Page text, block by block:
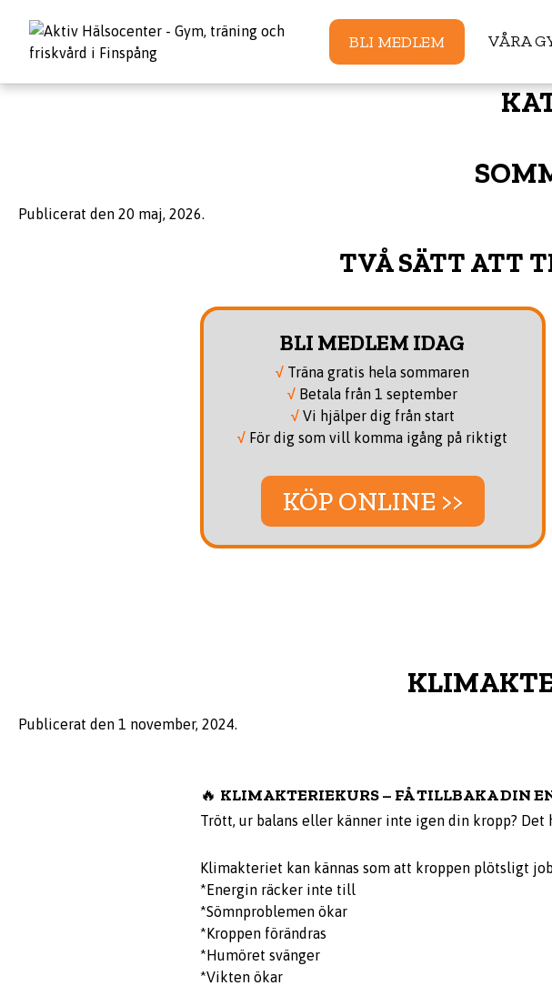
BLI MEDLEM VÅRA
Publicerat den 20 maj, 2026.
TVÅ SÄTT ATT
BLI MEDLEM IDAG
√ Träna gratis hela sommaren
√ Betala från 1 september
√ Vi hjälper dig från start
√ För dig som vill komma igång på riktigt
KÖP ONLINE >>
Publicerat den 1 november, 2024
🔥 KLIMAKTERIEKURS – FÅ TILLBAKA DIN
Trött, ur balans eller känner inte igen din kropp? Det
Klimakteriet kan kännas som att kroppen plötsligt
*Energin räcker inte till
*Sömnproblemen ökar
*Kroppen förändras
*Humöret svänger
*Vikten ökar